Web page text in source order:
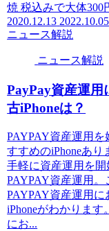
焼 税込みで大体300
2020.12.13 2022.10.05
ニュース解説
ニュース解説
PayPay資産運用
古iPhoneは？
PAYPAY資産運用
すすめのiPhoneあ
手軽に資産運用を
PAYPAY資産運用
PAYPAY資産運用
iPhoneがわかります
にお...